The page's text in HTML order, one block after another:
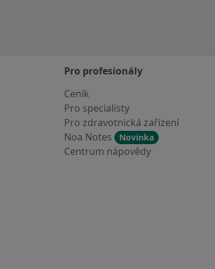
Pro profesionály
Ceník
Pro specialisty
Pro zdravotnická zařízení
Noa Notes
Novinka
Centrum nápovědy